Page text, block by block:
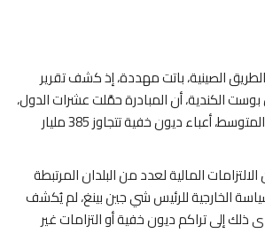
الصينية، باتت مهددة، إذ كشف تقرير
الكندية، أن المبادرة حمَّلت عشرات الدول،
ذات الدخل المنخفض والمتوسط، أعباء ديون خفية تتجاوز 385 مليار
المالية لعدد من البلدان المرتبطة
الخارجية للرئيس شي جين بينغ، لم يُكشف
إلى تراكم ديون خفية أو التزامات غير